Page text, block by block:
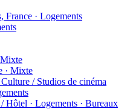
France · Logements
Mixte
· Mixte
/ Studios de cinéma
Hôtel · Logements · Bureaux